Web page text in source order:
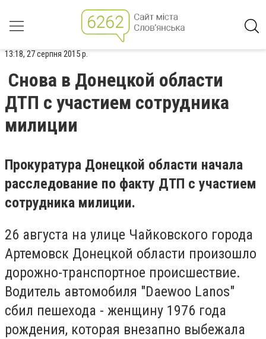
13:18, 27 серпня 2015 р.
Снова в Донецкой области
ДТП с участием сотрудника
милиции
Прокуратура Донецкой области начала
расследование по факту ДТП с участием
сотрудника милиции.
26 августа на улице Чайковского города
Артемовск Донецкой области произошло
дорожно-транспортное происшествие.
Водитель автомобиля "Daewoo Lanos"
сбил пешехода - женщину 1976 года
рождения, которая внезапно выбежала